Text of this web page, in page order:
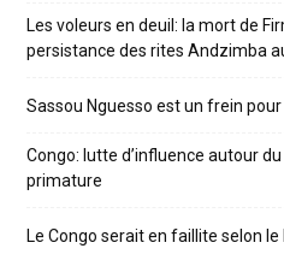
Les voleurs en deuil: la mort de
persistance des rites Andzimba
Sassou Nguesso est un frein
Congo: lutte d’influence autour
primature
Le Congo serait en faillite selon le